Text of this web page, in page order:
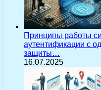
Принципы работы
аутентификации с
защиты…
16.07.2025